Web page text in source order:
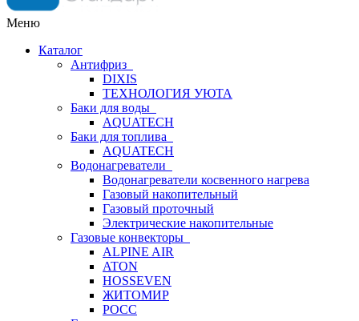
Меню
Каталог
Антифриз
DIXIS
ТЕХНОЛОГИЯ УЮТА
Баки для воды
AQUATECH
Баки для топлива
AQUATECH
Водонагреватели
Водонагреватели косвенного нагрева
Газовый накопительный
Газовый проточный
Электрические накопительные
Газовые конвекторы
ALPINE AIR
ATON
HOSSEVEN
ЖИТОМИР
РОСС